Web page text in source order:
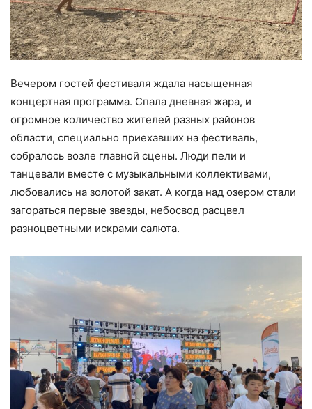
Вечером гостей фестиваля ждала насыщенная
концертная программа. Спала дневная жара, и
огромное количество жителей разных районов
области, специально приехавших на фестиваль,
собралось возле главной сцены. Люди пели и
танцевали вместе с музыкальными коллективами,
любовались на золотой закат. А когда над озером стали
загораться первые звезды, небосвод расцвел
разноцветными искрами салюта.